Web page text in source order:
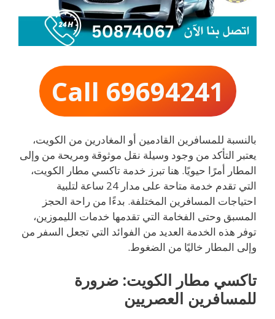
Call 69694241
بالنسبة للمسافرين القادمين أو المغادرين من الكويت،
يعتبر التأكد من وجود وسيلة نقل موثوقة ومريحة من وإلى
المطار أمرًا حيويًا. هنا تبرز خدمة تاكسي مطار الكويت،
التي تقدم خدمة متاحة على مدار 24 ساعة لتلبية
احتياجات المسافرين المختلفة. بدءًا من راحة الحجز
المسبق وحتى الفخامة التي تقدمها خدمات الليموزين،
توفر هذه الخدمة العديد من الفوائد التي تجعل السفر من
وإلى المطار خاليًا من الضغوط.
تاكسي مطار الكويت: ضرورة
للمسافرين العصريين